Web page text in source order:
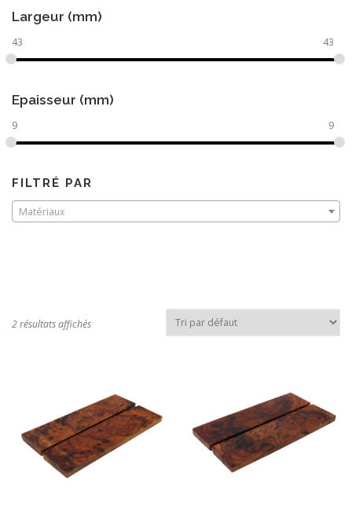
Largeur (mm)
43 43
Epaisseur (mm)
9 9
FILTRÉ PAR
Matériaux
2 résultats affichés